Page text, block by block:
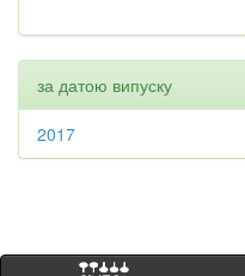
за датою випуску
2017